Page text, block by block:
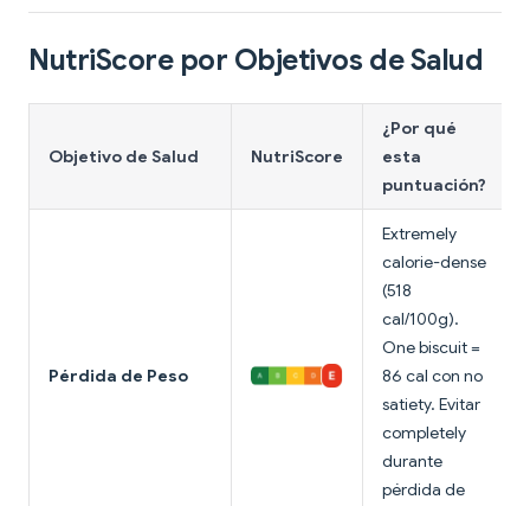
NutriScore por Objetivos de Salud
Objetivo de Salud NutriScore
¿Por qué
esta
puntuación?
Pérdida de Peso
Extremely
calorie-dense
(518
cal/100g).
One biscuit =
86 cal con no
satiety. Evitar
completely
durante
pérdida de